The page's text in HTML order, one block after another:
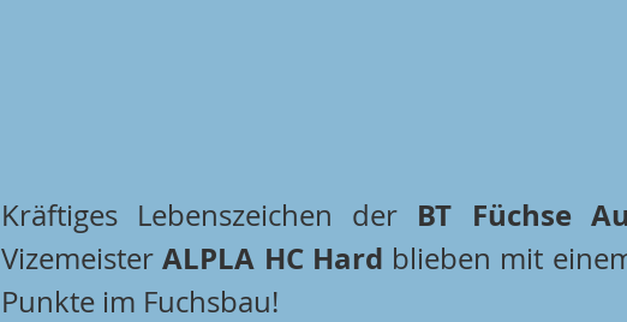
Kräftiges Lebenszeichen der BT Füchse
Vizemeister ALPLA HC Hard blieben mit
Punkte im Fuchsbau!